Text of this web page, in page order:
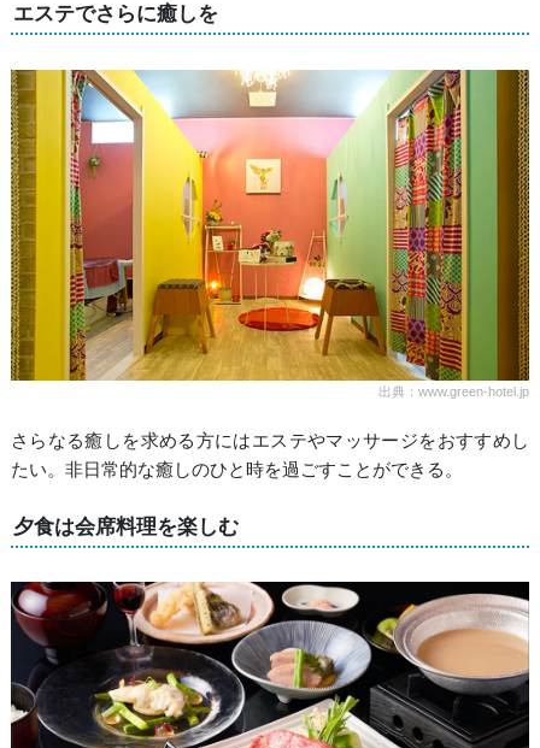
エステでさらに癒しを
出典：www.green-hotel.jp
さらなる癒しを求める方にはエステやマッサージをおすすめし
たい。非日常的な癒しのひと時を過ごすことができる。
夕食は会席料理を楽しむ